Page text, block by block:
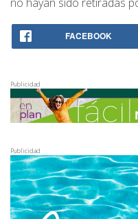
FACEBOOK
Publicidad
Publicidad